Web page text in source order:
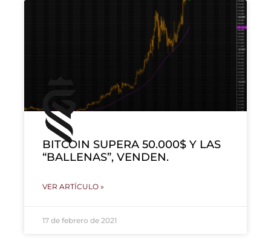
BITCOIN SUPERA 50.000$ Y LAS
“BALLENAS”, VENDEN.
VER ARTÍCULO »
17 de febrero de 2021